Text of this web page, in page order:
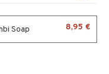
Soap 8,95 €